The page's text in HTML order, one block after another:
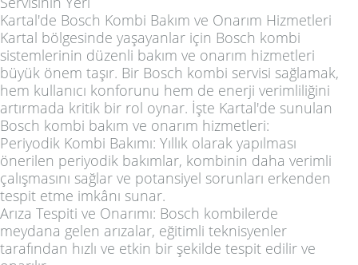
Kartal'de Bosch Kombi Bakım ve Onarım Hizmetleri
Kartal bölgesinde yaşayanlar için Bosch kombi
sistemlerinin düzenli bakım ve onarım hizmetleri
büyük önem taşır. Bir Bosch kombi servisi sağlamak,
hem kullanıcı konforunu hem de enerji verimliliğini
artırmada kritik bir rol oynar. İşte Kartal'de sunulan
Bosch kombi bakım ve onarım hizmetleri:
Periyodik Kombi Bakımı: Yıllık olarak yapılması
önerilen periyodik bakımlar, kombinin daha verimli
çalışmasını sağlar ve potansiyel sorunları erkenden
tespit etme imkânı sunar.
Arıza Tespiti ve Onarımı: Bosch kombilerde
meydana gelen arızalar, eğitimli teknisyenler
tarafından hızlı ve etkin bir şekilde tespit edilir ve